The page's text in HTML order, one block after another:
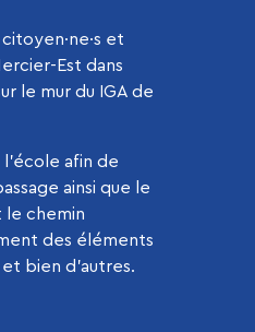
et
Est dans
le mur du IGA de
afin de
ainsi que le
le chemin
des éléments
bien d’autres.